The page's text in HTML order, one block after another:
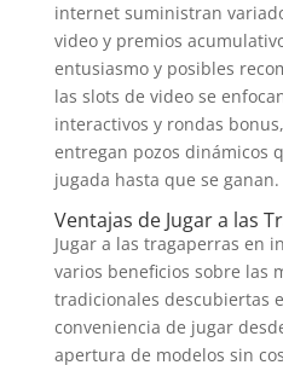
internet suministran
video y premios
entusiasmo y posibles
las slots de video se
interactivos y rondas
entregan pozos dinámicos
jugada hasta que se ganan.
Ventajas de Jugar a las
Jugar a las tragaperras en
varios beneficios sobre las
tradicionales descubiertas
conveniencia de jugar
apertura de modelos sin